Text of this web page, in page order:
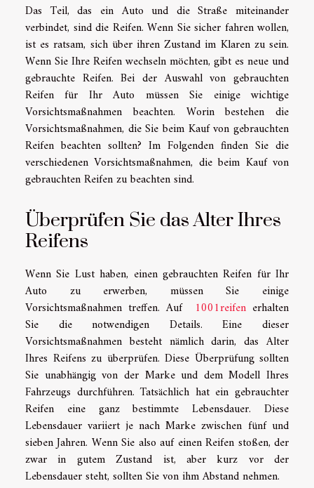
Das Teil, das ein Auto und die Straße miteinander
verbindet, sind die Reifen. Wenn Sie sicher fahren wollen,
ist es ratsam, sich über ihren Zustand im Klaren zu sein.
Wenn Sie Ihre Reifen wechseln möchten, gibt es neue und
gebrauchte Reifen. Bei der Auswahl von gebrauchten
Reifen für Ihr Auto müssen Sie einige wichtige
Vorsichtsmaßnahmen beachten. Worin bestehen die
Vorsichtsmaßnahmen, die Sie beim Kauf von gebrauchten
Reifen beachten sollten? Im Folgenden finden Sie die
verschiedenen Vorsichtsmaßnahmen, die beim Kauf von
gebrauchten Reifen zu beachten sind.
Überprüfen Sie das Alter Ihres
Reifens
Wenn Sie Lust haben, einen gebrauchten Reifen für Ihr
Auto zu erwerben, müssen Sie einige
Vorsichtsmaßnahmen treffen.Auf 1001reifen erhalten
Sie die notwendigen Details. Eine dieser
Vorsichtsmaßnahmen besteht nämlich darin, das Alter
Ihres Reifens zu überprüfen. Diese Überprüfung sollten
Sie unabhängig von der Marke und dem Modell Ihres
Fahrzeugs durchführen. Tatsächlich hat ein gebrauchter
Reifen eine ganz bestimmte Lebensdauer. Diese
Lebensdauer variiert je nach Marke zwischen fünf und
sieben Jahren. Wenn Sie also auf einen Reifen stoßen, der
zwar in gutem Zustand ist, aber kurz vor der
Lebensdauer steht, sollten Sie von ihm Abstand nehmen.